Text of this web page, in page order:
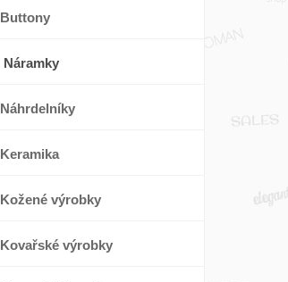
Buttony
Náramky
Náhrdelníky
Keramika
Kožené výrobky
Kovařské výrobky